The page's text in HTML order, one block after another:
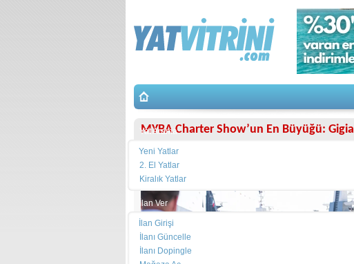
Yat Arama
Yeni Yatlar
2. El Yatlar
Kiralık Yatlar
İlan Ver
İlan Girişi
İlanı Güncelle
İlanı Dopingle
MYBA Charter Show’un En Büyüğü: Gigia